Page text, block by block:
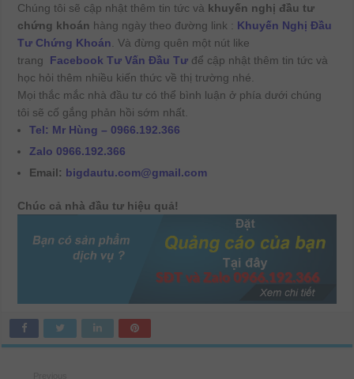
Chúng tôi sẽ cập nhật thêm tin tức và khuyến nghị đầu tư
chứng khoán hàng ngày theo đường link : Khuyến Nghị Đầu
Tư Chứng Khoán . Và đừng quên một nút like
trang Facebook Tư Vấn Đầu Tư để cập nhật thêm tin tức và
học hỏi thêm nhiều kiến thức về thị trường nhé.
Mọi thắc mắc nhà đầu tư có thể bình luận ở phía dưới chúng
tôi sẽ cố gắng phản hồi sớm nhất.
Tel: Mr Hùng – 0966.192.366
Zalo 0966.192.366
Email: bigdautu.com@gmail.com
Chúc cả nhà đầu tư hiệu quả!